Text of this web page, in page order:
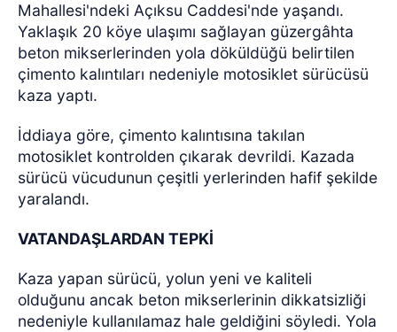
Mahallesi'ndeki Açıksu Caddesi'nde yaşandı.
Yaklaşık 20 köye ulaşımı sağlayan güzergâhta
beton mikserlerinden yola döküldüğü belirtilen
çimento kalıntıları nedeniyle motosiklet sürücüsü
kaza yaptı.
İddiaya göre, çimento kalıntısına takılan
motosiklet kontrolden çıkarak devrildi. Kazada
sürücü vücudunun çeşitli yerlerinden hafif şekilde
yaralandı.
VATANDAŞLARDAN TEPKİ
Kaza yapan sürücü, yolun yeni ve kaliteli
olduğunu ancak beton mikserlerinin dikkatsizliği
nedeniyle kullanılamaz hale geldiğini söyledi. Yola